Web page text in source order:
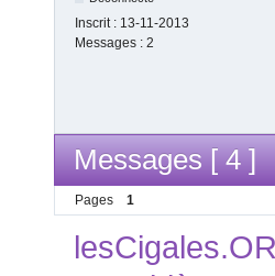
Inscrit : 13-11-2013
Messages : 2
Messages [ 4 ]
Pages 1